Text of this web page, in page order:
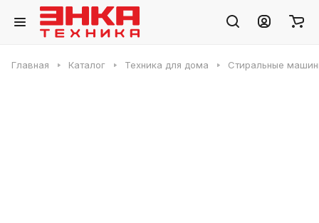
Главная Каталог Техника для дома Стиральные